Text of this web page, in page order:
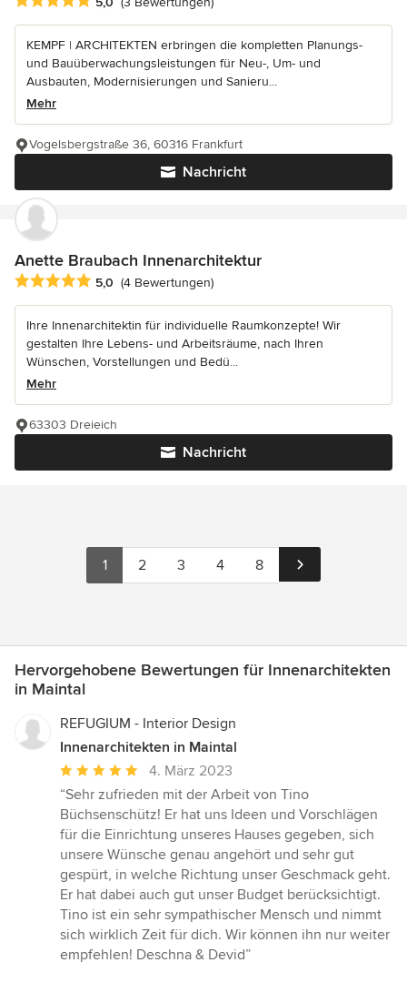
KEMPF | ARCHITEKTEN erbringen die kompletten Planungs-
und Bauüberwachungsleistungen für Neu-, Um- und
Ausbauten, Modernisierungen und Sanieru...
Mehr
Nachricht
Vogelsbergstraße 36, 60316 Frankfurt
Anette Braubach Innenarchitektur
Durchschnittliche Bewertung: 5 von 5 Sternen
5,0 (4 Bewertungen)
Ihre Innenarchitektin für individuelle Raumkonzepte! Wir
gestalten Ihre Lebens- und Arbeitsräume, nach Ihren
Wünschen, Vorstellungen und Bedü...
Mehr
Nachricht
63303 Dreieich
1 2 3 4 8
Hervorgehobene Bewertungen für Innenarchitekten
in Maintal
REFUGIUM - Interior Design
Innenarchitekten in Maintal
Durchschnittliche
Bewertung:
5
von
5
Sternen
4. März 2023
“Sehr zufrieden mit der Arbeit von Tino
Büchsenschütz! Er hat uns Ideen und Vorschlägen
für die Einrichtung unseres Hauses gegeben, sich
unsere Wünsche genau angehört und sehr gut
gespürt, in welche Richtung unser Geschmack geht.
Er hat dabei auch gut unser Budget berücksichtigt.
Tino ist ein sehr sympathischer Mensch und nimmt
sich wirklich Zeit für dich. Wir können ihn nur weiter
empfehlen! Deschna & Devid”